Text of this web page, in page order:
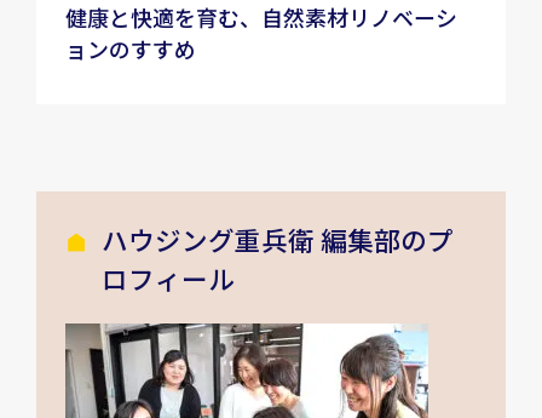
健康と快適を育む、自然素材リノベーシ
ョンのすすめ
ハウジング重兵衛 編集部のプ
ロフィール